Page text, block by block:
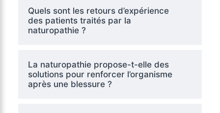
Quels sont les retours d’expérience
des patients traités par la
naturopathie ?
La naturopathie propose-t-elle des
solutions pour renforcer l’organisme
après une blessure ?